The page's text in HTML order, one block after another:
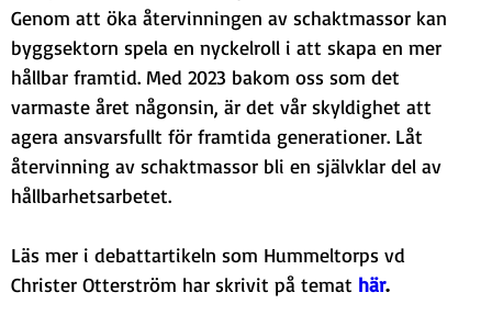
Genom att öka återvinningen av schaktmassor kan
byggsektorn spela en nyckelroll i att skapa en mer
hållbar framtid. Med 2023 bakom oss som det
varmaste året någonsin, är det vår skyldighet att
agera ansvarsfullt för framtida generationer. Låt
återvinning av schaktmassor bli en självklar del av
hållbarhetsarbetet.
Läs mer i debattartikeln som Hummeltorps vd
Christer Otterström har skrivit på temat här.